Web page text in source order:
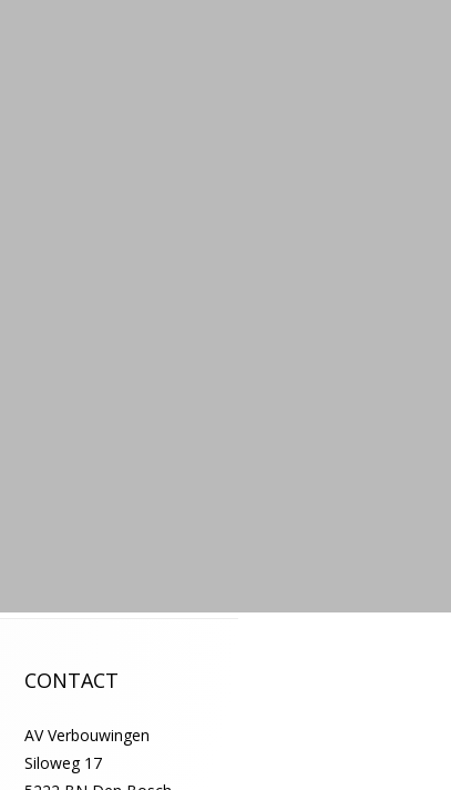
CONTACT
AV Verbouwingen
Siloweg 17